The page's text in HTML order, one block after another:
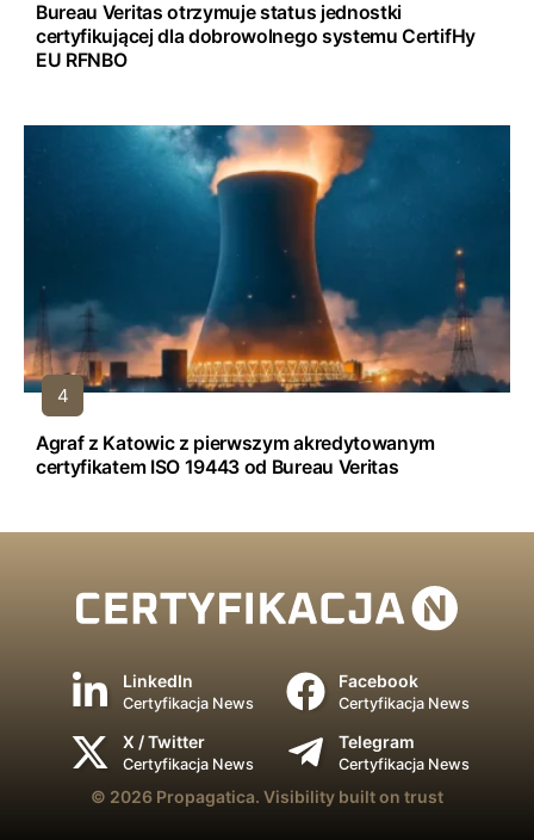
Bureau Veritas otrzymuje status jednostki
certyfikującej dla dobrowolnego systemu CertifHy
EU RFNBO
Agraf z Katowic z pierwszym akredytowanym
certyfikatem ISO 19443 od Bureau Veritas
LinkedIn
Certyfikacja News
Facebook
Certyfikacja News
X / Twitter
Certyfikacja News
Telegram
Certyfikacja News
© 2026 Propagatica. Visibility built on trust